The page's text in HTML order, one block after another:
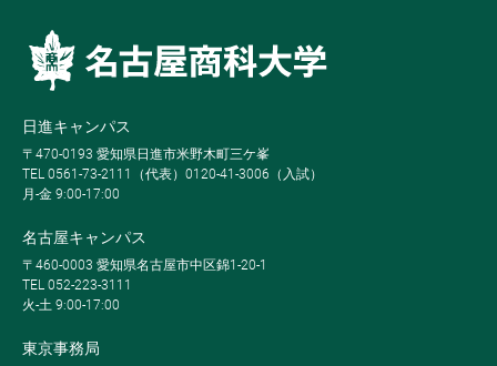
日進キャンパス
〒470-0193 愛知県日進市米野木町三ケ峯
TEL 0561-73-2111（代表）0120-41-3006（入試）
月-金 9:00-17:00
名古屋キャンパス
〒460-0003 愛知県名古屋市中区錦1-20-1
TEL 052-223-3111
火-土 9:00-17:00
東京事務局